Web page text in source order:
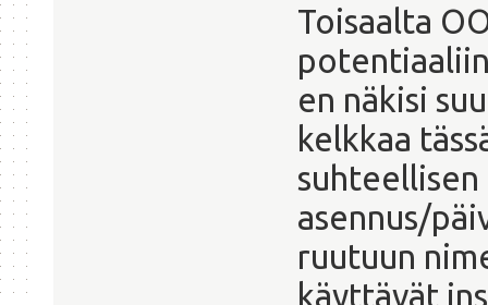
Toisaalta
en näkisi
kelkkaa
asennus/
ruutuun
käyttävät